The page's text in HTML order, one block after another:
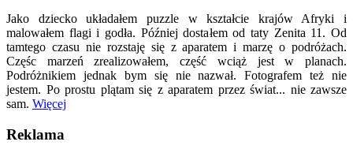
Jako dziecko układałem puzzle w kształcie krajów Afryki i
malowałem flagi i godła. Później dostałem od taty Zenita 11. Od
tamtego czasu nie rozstaję się z aparatem i marzę o podróżach.
Częśc marzeń zrealizowałem, część wciąż jest w planach.
Podróżnikiem jednak bym się nie nazwał. Fotografem też nie
jestem. Po prostu plątam się z aparatem przez świat... nie zawsze
sam. Więcej
Reklama